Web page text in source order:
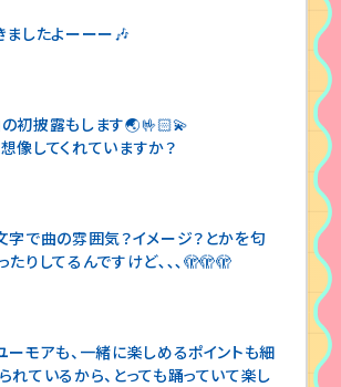
ましたよーーー🎶
初披露もします🌏🤟🏻💫
像してくれていますか？
字で曲の雰囲気？イメージ？とかを匂
たりしてるんですけど､､､🫣🫣🫣
ーモアも、一緒に楽しめるポイントも細
れているから、とっても踊っていて楽し